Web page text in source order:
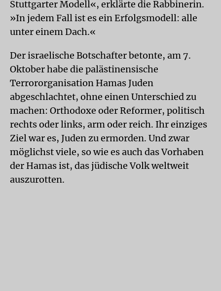
Stuttgarter Modell«, erklärte die Rabbinerin.
»In jedem Fall ist es ein Erfolgsmodell: alle
unter einem Dach.«
Der israelische Botschafter betonte, am 7.
Oktober habe die palästinensische
Terrororganisation Hamas Juden
abgeschlachtet, ohne einen Unterschied zu
machen: Orthodoxe oder Reformer, politisch
rechts oder links, arm oder reich. Ihr einziges
Ziel war es, Juden zu ermorden. Und zwar
möglichst viele, so wie es auch das Vorhaben
der Hamas ist, das jüdische Volk weltweit
auszurotten.